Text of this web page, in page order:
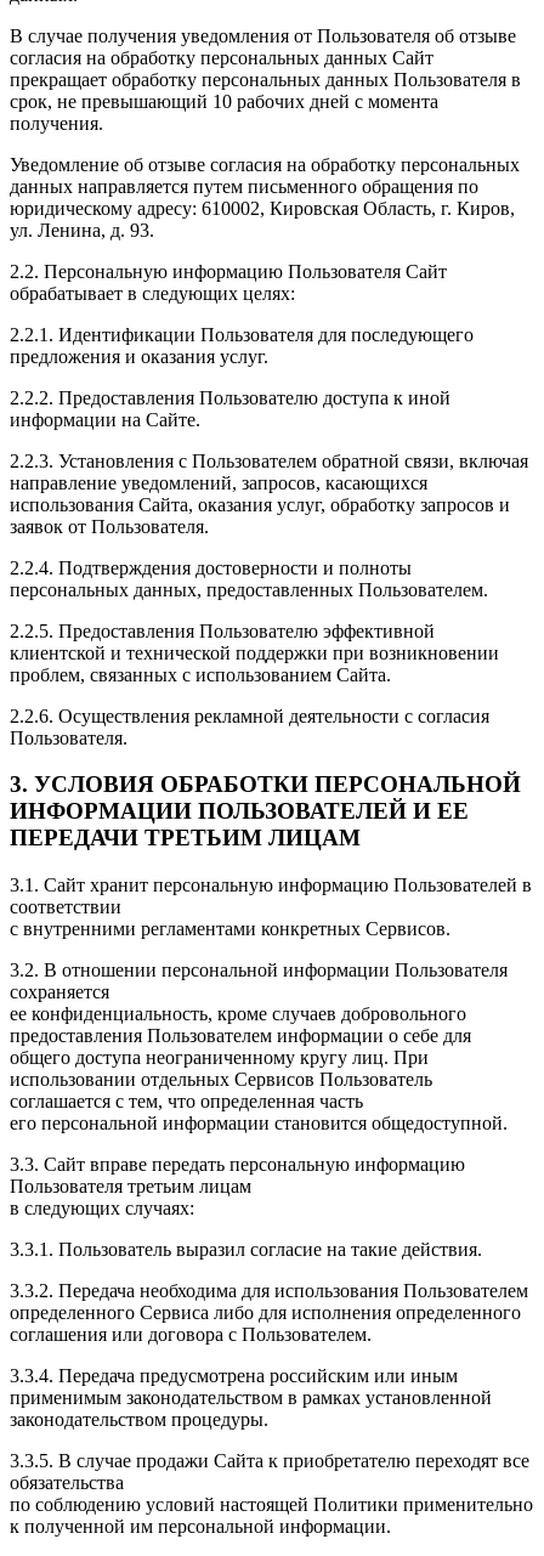
В случае получения уведомления от Пользователя об отзыве
согласия на обработку персональных данных Сайт
прекращает обработку персональных данных Пользователя в
срок, не превышающий 10 рабочих дней с момента
получения.
Уведомление об отзыве согласия на обработку персональных
данных направляется путем письменного обращения по
юридическому адресу: 610002, Кировская Область, г. Киров,
ул. Ленина, д. 93.
2.2. Персональную информацию Пользователя Сайт
обрабатывает в следующих целях:
2.2.1. Идентификации Пользователя для последующего
предложения и оказания услуг.
2.2.2. Предоставления Пользователю доступа к иной
информации на Сайте.
2.2.3. Установления с Пользователем обратной связи, включая
направление уведомлений, запросов, касающихся
использования Сайта, оказания услуг, обработку запросов и
заявок от Пользователя.
2.2.4. Подтверждения достоверности и полноты
персональных данных, предоставленных Пользователем.
2.2.5. Предоставления Пользователю эффективной
клиентской и технической поддержки при возникновении
проблем, связанных с использованием Сайта.
2.2.6. Осуществления рекламной деятельности с согласия
Пользователя.
3. УСЛОВИЯ ОБРАБОТКИ ПЕРСОНАЛЬНОЙ
ИНФОРМАЦИИ ПОЛЬЗОВАТЕЛЕЙ И ЕЕ
ПЕРЕДАЧИ ТРЕТЬИМ ЛИЦАМ
3.1. Сайт хранит персональную информацию Пользователей в
соответствии
с внутренними регламентами конкретных Сервисов.
3.2. В отношении персональной информации Пользователя
сохраняется
ее конфиденциальность, кроме случаев добровольного
предоставления Пользователем информации о себе для
общего доступа неограниченному кругу лиц. При
использовании отдельных Сервисов Пользователь
соглашается с тем, что определенная часть
его персональной информации становится общедоступной.
3.3. Сайт вправе передать персональную информацию
Пользователя третьим лицам
в следующих случаях:
3.3.1. Пользователь выразил согласие на такие действия.
3.3.2. Передача необходима для использования Пользователем
определенного Сервиса либо для исполнения определенного
соглашения или договора с Пользователем.
3.3.4. Передача предусмотрена российским или иным
применимым законодательством в рамках установленной
законодательством процедуры.
3.3.5. В случае продажи Сайта к приобретателю переходят все
обязательства
по соблюдению условий настоящей Политики применительно
к полученной им персональной информации.